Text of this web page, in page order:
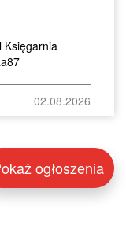
Księgarnia
02.08.2026
ogłoszenia